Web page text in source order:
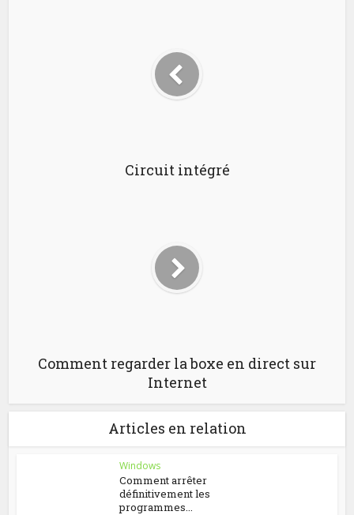
Circuit intégré
Comment regarder la boxe en direct sur
Internet
Articles en relation
Windows
Comment arrêter
définitivement les
programmes...